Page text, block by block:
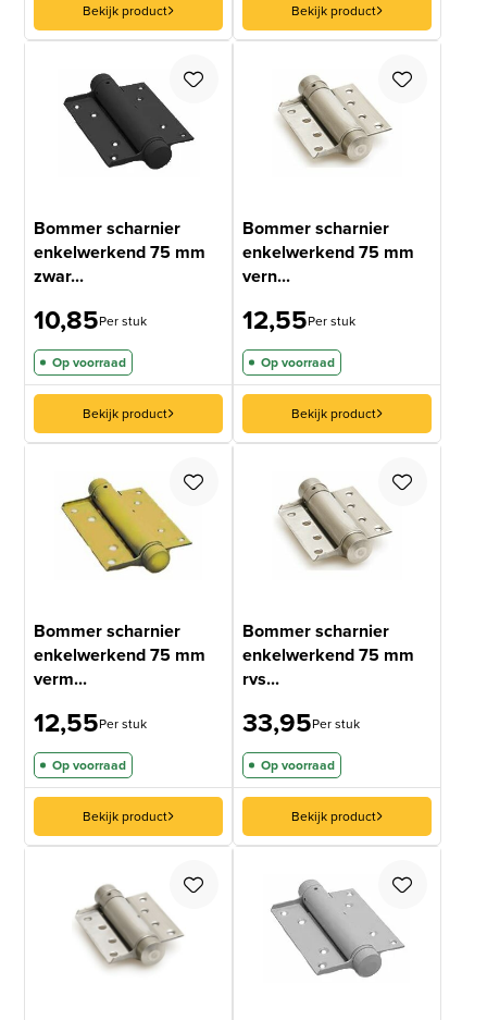
Bekijk product Bekijk product
Bommer scharnier
enkelwerkend 75 mm
zwar...
10,85Per stuk
Op voorraad
Bekijk product
Bommer scharnier
enkelwerkend 75 mm
vern...
12,55Per stuk
Op voorraad
Bekijk product
Bommer scharnier
enkelwerkend 75 mm
verm...
12,55Per stuk
Op voorraad
Bekijk product
Bommer scharnier
enkelwerkend 75 mm
rvs...
33,95Per stuk
Op voorraad
Bekijk product